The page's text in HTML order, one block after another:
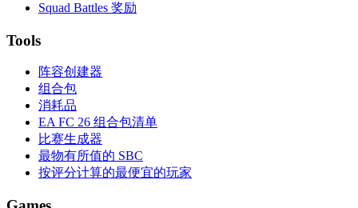
Squad Battles 奖励
Tools
阵容创建器
组合包
消耗品
EA FC 26 组合包清单
比赛生成器
最物有所值的 SBC
按评分计算的最便宜的玩家